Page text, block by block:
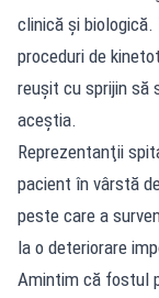
clinică şi
proceduri de
reuşit cu sprijin să
aceștia.
Reprezentanţii
pacient în vârstă
peste care a
la o deteriorare
Amintim că fostul